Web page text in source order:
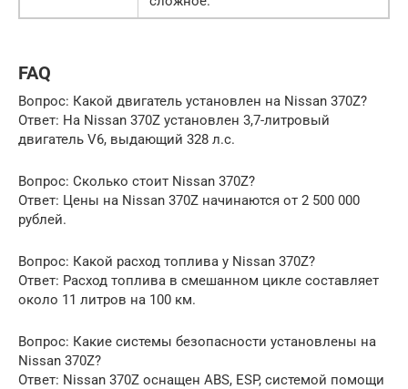
FAQ
Вопрос: Какой двигатель установлен на Nissan 370Z?
Ответ: На Nissan 370Z установлен 3,7-литровый
двигатель V6, выдающий 328 л.с.
Вопрос: Сколько стоит Nissan 370Z?
Ответ: Цены на Nissan 370Z начинаются от 2 500 000
рублей.
Вопрос: Какой расход топлива у Nissan 370Z?
Ответ: Расход топлива в смешанном цикле составляет
около 11 литров на 100 км.
Вопрос: Какие системы безопасности установлены на
Nissan 370Z?
Ответ: Nissan 370Z оснащен ABS, ESP, системой помощи